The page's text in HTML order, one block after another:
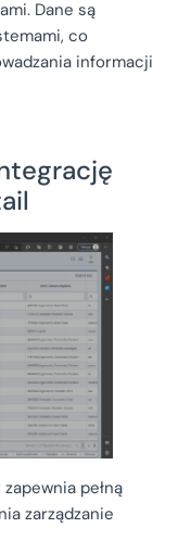
Dane są
co
informacji
pełną
zarządzanie